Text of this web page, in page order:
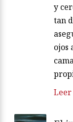
y
tan
ojos
Leer